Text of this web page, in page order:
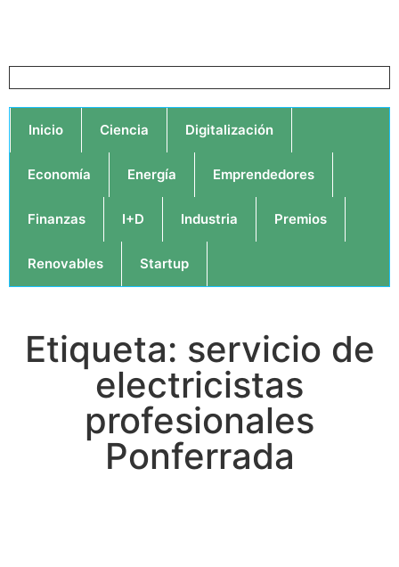
Inicio Ciencia Digitalización
Economía Energía Emprendedores
Finanzas I+D Industria Premios
Renovables Startup
Etiqueta: servicio de
electricistas
profesionales
Ponferrada